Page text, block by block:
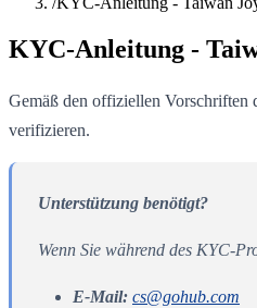
KYC-Anleitung -
Gemäß den offiziellen
verifizieren.
Unterstützung benötigt?
Wenn Sie während des KYC-
E-Mail: cs@gohub.com